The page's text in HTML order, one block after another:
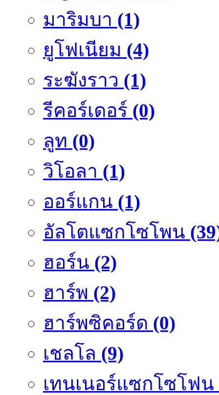
มาริมบา (1)
ยูโฟเนียม (4)
ระฆังราว (1)
รีคอร์เดอร์ (0)
ลูท (0)
วิโอลา (1)
ออร์แกน (1)
อัลโตแซกโซโพน
ฮอร์น (2)
ฮาร์พ (2)
ฮาร์พซิคอร์ด (0)
เชลโล (9)
เทนเนอร์แซกโซโฟน